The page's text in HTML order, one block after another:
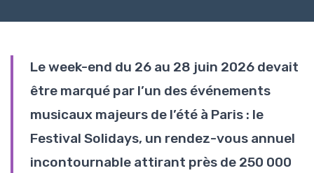
Le week-end du 26 au 28 juin 2026 devait
être marqué par l’un des événements
musicaux majeurs de l’été à Paris : le
Festival Solidays, un rendez-vous annuel
incontournable attirant près de 250 000